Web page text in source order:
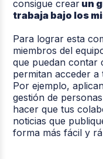
consigue crear un
trabaja bajo los
Para lograr esta
miembros del
que puedan contar
permitan acceder a
Por ejemplo,
gestión de
hacer que tus
noticias que
forma más fácil y